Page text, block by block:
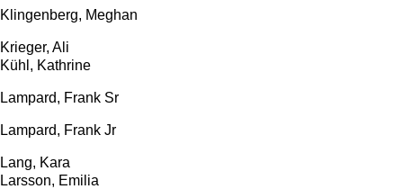
Klingenberg, Meghan
Krieger, Ali
Kühl, Kathrine
Lampard, Frank Sr
Lampard, Frank Jr
Lang, Kara
Larsson, Emilia